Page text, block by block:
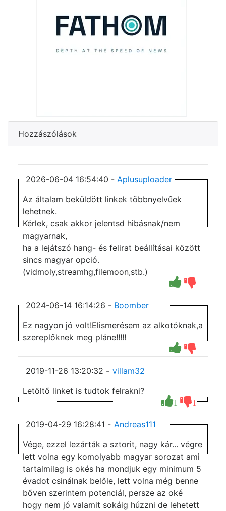
Hozzászólások
2026-06-04 16:54:40 - Aplusuploader
Az általam beküldött linkek többnyelvűek
lehetnek.
Kérlek, csak akkor jelentsd hibásnak/nem
magyarnak,
ha a lejátszó hang- és felirat beállításai között
sincs magyar opció.
(vidmoly,streamhg,filemoon,stb.)
2024-06-14 16:14:26 - Boomber
Ez nagyon jó volt!Elismerésem az alkotóknak,a
szereplőknek meg pláne!!!!!
2019-11-26 13:20:32 - villam32
1 1
Letöltő linket is tudtok felrakni?
2019-04-29 16:28:41 - Andreas111
Vége, ezzel lezárták a sztorit, nagy kár... végre
lett volna egy komolyabb magyar sorozat ami
tartalmilag is okés ha mondjuk egy minimum 5
évadot csinálnak belőle, lett volna még benne
bőven szerintem potenciál, persze az oké
hogy nem jó valamit sokáig húzzni de lehetett